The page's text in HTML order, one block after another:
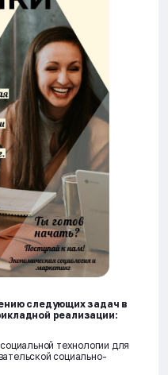
следующих задач в
реализации:
технологии для
социально-